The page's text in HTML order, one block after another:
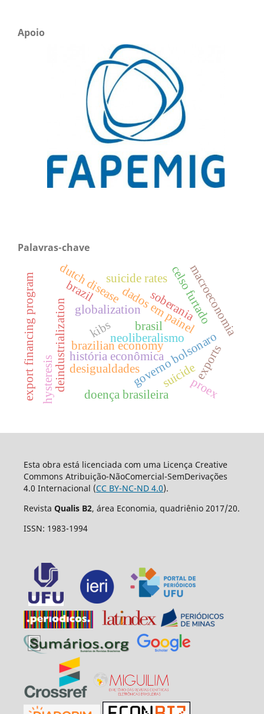
Apoio
Palavras-chave
governo bolsonaro
história econômica
deindustrialization globalization
brazilian economy
dados em painel
neoliberalismo
desigualdades
soberania
brasil macroeconomia
celso furtado
doença brasileira
dutch disease
brazil
suicide
suicide rates
hysteresis exports
export financing program proex
kibs
Esta obra está licenciada com uma Licença Creative
Commons Atribuição-NãoComercial-SemDerivações
4.0 Internacional (CC BY-NC-ND 4.0).
Revista Qualis B2, área Economia, quadriênio 2017/20.
ISSN: 1983-1994